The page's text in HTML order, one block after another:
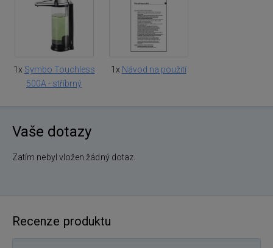
1x Symbo Touchless
500A - stříbrný
1x Návod na použití
Vaše dotazy
Zatím nebyl vložen žádný dotaz.
Recenze produktu